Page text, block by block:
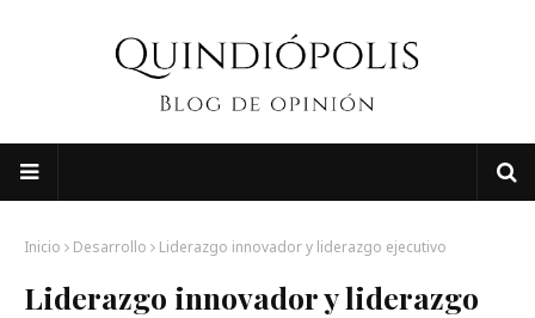
Inicio Desarrollo Liderazgo innovador y liderazgo ejecutivo
Liderazgo innovador y liderazgo